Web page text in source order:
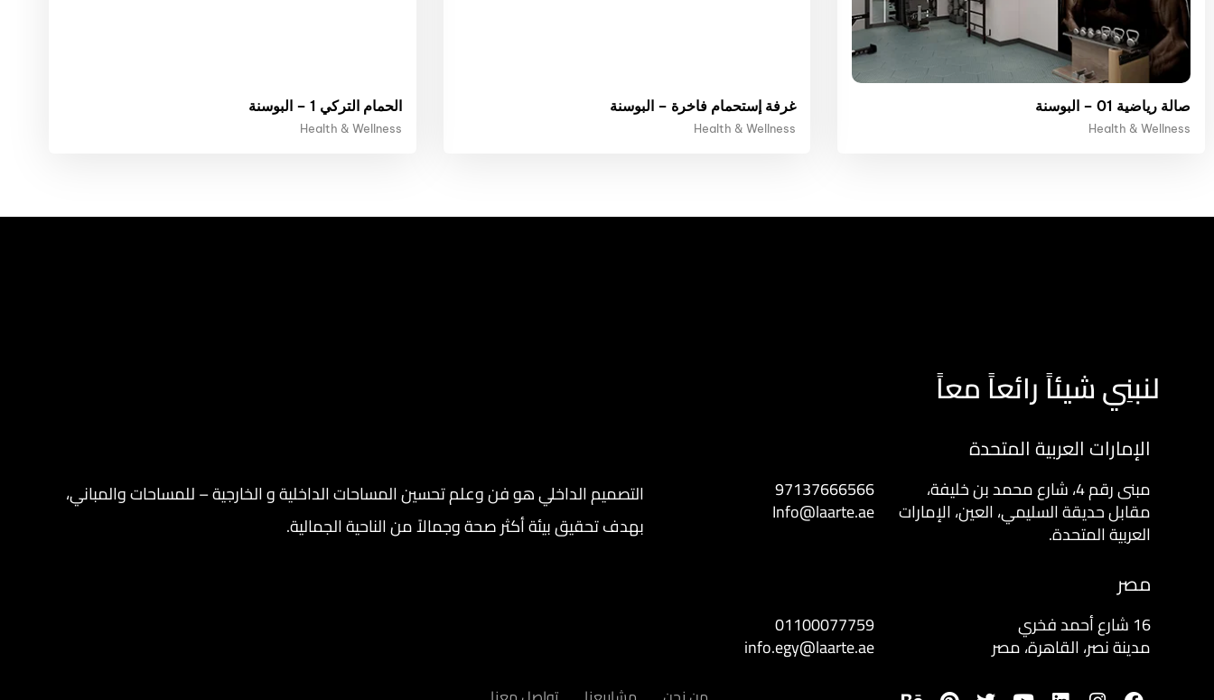
صالة رياضية 01 – البوسنة
Health & Wellness
غرفة إستحمام فاخرة – البوسنة
Health & Wellness
الحمام التركي 1 – البوسنة
Health & Wellness
لنبنِي شيئاً رائعاً معاً
الإمارات العربية المتحدة
مبنى رقم 4، شارع محمد بن خليفة،
مقابل حديقة السليمي، العين، الإمارات
العربية المتحدة.
97137666566
Info@laarte.ae
التصميم الداخلي هو فن وعلم تحسين المساحات الداخلية و الخارجية – للمساحات والمباني،
بهدف تحقيق بيئة أكثر صحة وجمالاً من الناحية الجمالية.
مصر
16 شارع أحمد فخري
مدينة نصر، القاهرة، مصر
01100077759
info.egy@laarte.ae